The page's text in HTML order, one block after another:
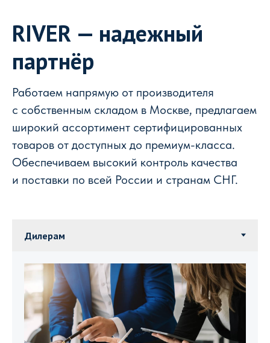
RIVER — надежный
партнёр
Работаем напрямую от производителя
с собственным складом в Москве, предлагаем
широкий ассортимент сертифицированных
товаров от доступных до премиум-класса.
Обеспечиваем высокий контроль качества
и поставки по всей России и странам СНГ.